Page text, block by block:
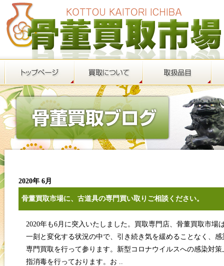
2020年 6月
骨董買取市場に、古道具の専門買い取りご相談ください。
2020年も6月に突入いたしました。買取専門店、骨董買取市場
一刻と変化する状況の中で、引き続き気を緩めることなく、
専門買取を行って参ります。新型コロナウイルスへの感染対
指消毒を行っております。お ..